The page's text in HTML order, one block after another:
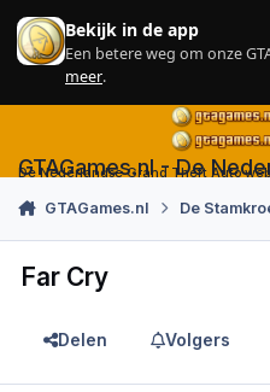
Skip to content
Bekijk in de app
Een betere weg om onze
meer.
GTAGames.nl - De
De Nederlandse Grand Theft Auto
GTAGames.nl De
Far Cry
Delen Volgers